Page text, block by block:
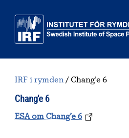
IRF i rymden Chang'e 6
Chang'e 6
ESA om Chang’e 6